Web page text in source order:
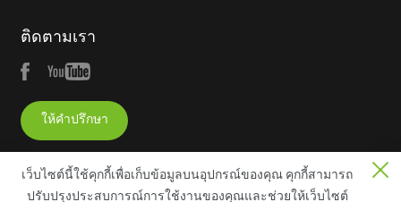
ติดตามเรา
ให้คำปรึกษา
เว็บไซต์นี้ใช้คุกกี้เพื่อเก็บข้อมูลบนอุปกรณ์ของคุณ คุกกี้สามารถ
ปรับปรุงประสบการณ์การใช้งานของคุณและช่วยให้เว็บไซต์